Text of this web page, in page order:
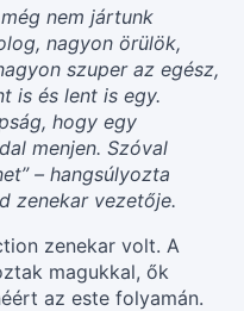
nem jártunk
nagyon örülök,
szuper az egész,
is és lent is egy.
hogy egy
menjen. Szóval
– hangsúlyozta
zenekar vezetője.
zenekar volt. A
magukkal, ők
az este folyamán.